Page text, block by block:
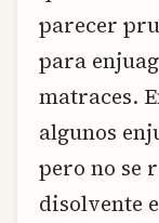
parecer
para
matraces.
algunos
pero no se
disolvente